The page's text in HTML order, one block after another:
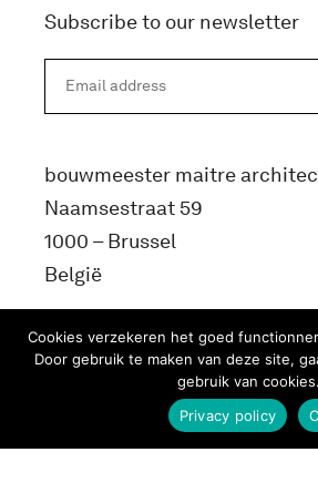
Subscribe to our newsletter
bouwmeester maitre
Naamsestraat 59
1000 – Brussel
België
info@bma.brussels
Cookies verzekeren het goed
Door gebruik te maken van deze site,
gebruik van cookies.
Privacy policy